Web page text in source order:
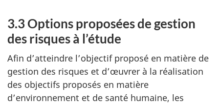
3.3 Options proposées de gestion
des risques à l’étude
Afin d’atteindre l’objectif proposé en matière de
gestion des risques et d’œuvrer à la réalisation
des objectifs proposés en matière
d’environnement et de santé humaine, les